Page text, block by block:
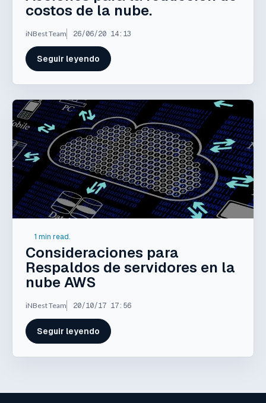
costos de la nube.
iNBest Team 26/06/20 14:13
Seguir leyendo
1 min read.
Consideraciones para
Respaldos de servidores en la
nube AWS
iNBest Team 20/10/17 17:56
Seguir leyendo